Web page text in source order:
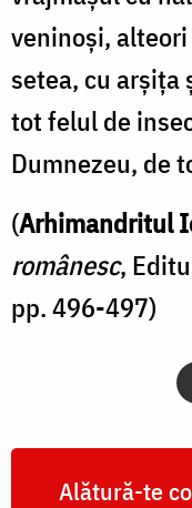
veninoşi,
setea, cu arşiţa
tot felul de
Dumnezeu, de
(Arhimandritul
românesc,
pp. 496-497)
Alătură-te